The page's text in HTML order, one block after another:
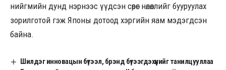
нийгмийн дунд нэрнээс үүдсэн сөрөг нөлөөллийг бууруулах
зорилготой гэж Японы дотоод хэргийн яам мэдэгдсэн
байна.
Шилдэг инновацын бүтээл, брэнд бүтээгдэхүүнийг танилцууллаа